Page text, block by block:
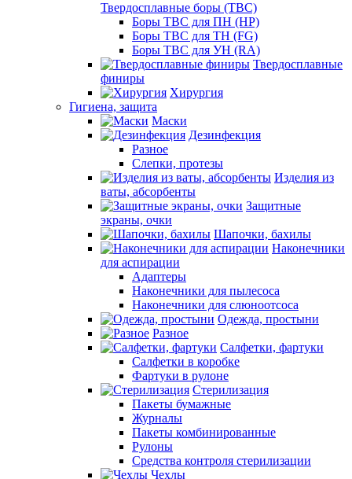
Твердосплавные боры (ТВС)
Боры ТВС для ПН (HP)
Боры ТВС для ТН (FG)
Боры ТВС для УН (RA)
Твердосплавные
финиры
Хирургия
Гигиена, защита
Маски
Дезинфекция
Разное
Слепки, протезы
Изделия из
ваты, абсорбенты
Защитные
экраны, очки
Шапочки, бахилы
Наконечники
для аспирации
Адаптеры
Наконечники для пылесоса
Наконечники для слюноотсоса
Одежда, простыни
Разное
Салфетки, фартуки
Салфетки в коробке
Фартуки в рулоне
Стерилизация
Пакеты бумажные
Журналы
Пакеты комбинированные
Рулоны
Средства контроля стерилизации
Чехлы